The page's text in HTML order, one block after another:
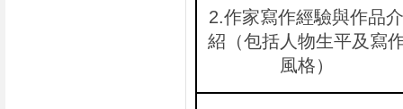
2.作家寫作經驗與作品介
紹（包括人物生平及寫
風格）